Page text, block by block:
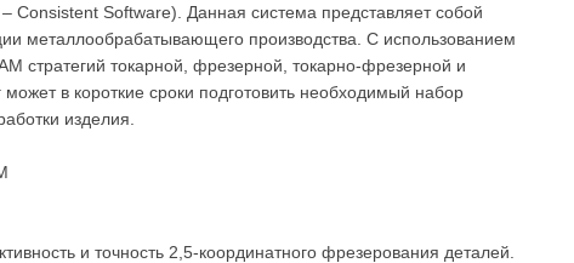
Consistent Software). Данная система представляет собой
металлообрабатывающего производства. С использованием
стратегий токарной, фрезерной, токарно-фрезерной и
может в короткие сроки подготовить необходимый набор
изделия.
и точность 2,5-координатного фрезерования деталей.